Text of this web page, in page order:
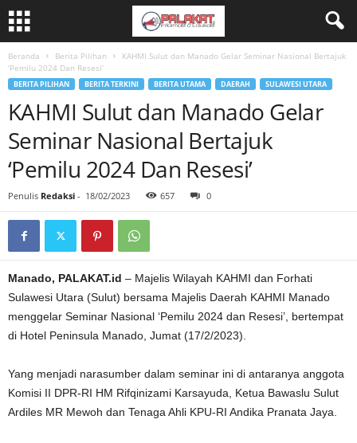
Beranda Berita Pilihan
KAHMI Sulut dan Manado Gelar Seminar Nasional Bertajuk
‘Pemilu 2024 Dan Resesi’
BERITA PILIHAN BERITA TERKINI BERITA UTAMA DAERAH SULAWESI UTARA
KAHMI Sulut dan Manado Gelar
Seminar Nasional Bertajuk
‘Pemilu 2024 Dan Resesi’
Penulis Redaksi - 18/02/2023 657 0
Manado, PALAKAT.id – Majelis Wilayah KAHMI dan Forhati
Sulawesi Utara (Sulut) bersama Majelis Daerah KAHMI Manado
menggelar Seminar Nasional ‘Pemilu 2024 dan Resesi’, bertempat
di Hotel Peninsula Manado, Jumat (17/2/2023).
Yang menjadi narasumber dalam seminar ini di antaranya anggota
Komisi II DPR-RI HM Rifqinizami Karsayuda, Ketua Bawaslu Sulut
Ardiles MR Mewoh dan Tenaga Ahli KPU-RI Andika Pranata Jaya.